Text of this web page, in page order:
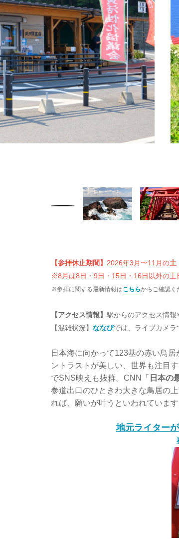
【参拝休止期間】 2026年3月〜11月の土
※8月は8日・9日・15日・16日以外の土
※参拝に関する最新情報はこちらからご確認く
【アクセス情報】駅からのアクセス情報
【混雑状況】 ななびでは、ライブカメラ
日本海に向かって123基の赤い鳥
ントラストが美しい、世界も注目
でSNS映えも抜群。CNN「 日本の
参道出口のひときわ大きな鳥居の
れば、願いが叶うといわれていま
地元ライター